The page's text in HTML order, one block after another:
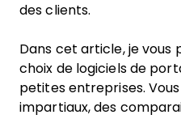
des clients.
Dans cet article, je vous
choix de logiciels de
petites entreprises.
impartiaux, des